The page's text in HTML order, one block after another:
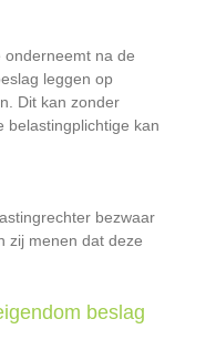
onderneemt na de
leggen op
Dit kan zonder
belastingplichtige kan
bezwaar
zij menen dat deze
beslag